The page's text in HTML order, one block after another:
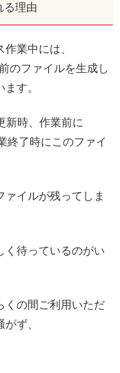
る理由
業中には、
のファイルを生成し
す。
新時、作業前に
終了時にこのファイ
ァイルが残ってしま
く待っているのがい
くの間ご利用いただ
ず、